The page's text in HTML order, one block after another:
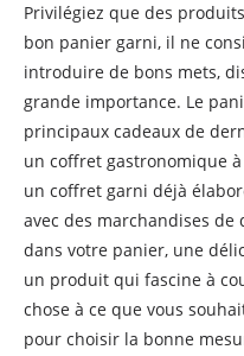
Privilégiez que des
bon panier garni, il ne
introduire de bons mets,
grande importance. Le
principaux cadeaux de
un coffret gastronomique
un coffret garni déjà
avec des marchandises de
dans votre panier, une
un produit qui fascine à
chose à ce que vous
pour choisir la bonne